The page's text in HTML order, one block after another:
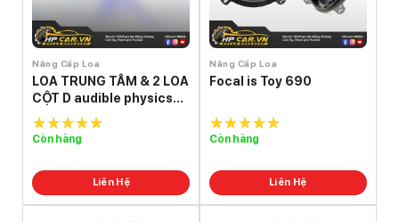
Nâng Cấp Loa
LOA TRUNG TÂM & 2 LOA
CỘT D audible physics
ram 2
5.0out of
Còn hàng
Liên Hệ
Nâng Cấp Loa
Focal is Toy 690
5.0out of
Còn hàng
Liên Hệ